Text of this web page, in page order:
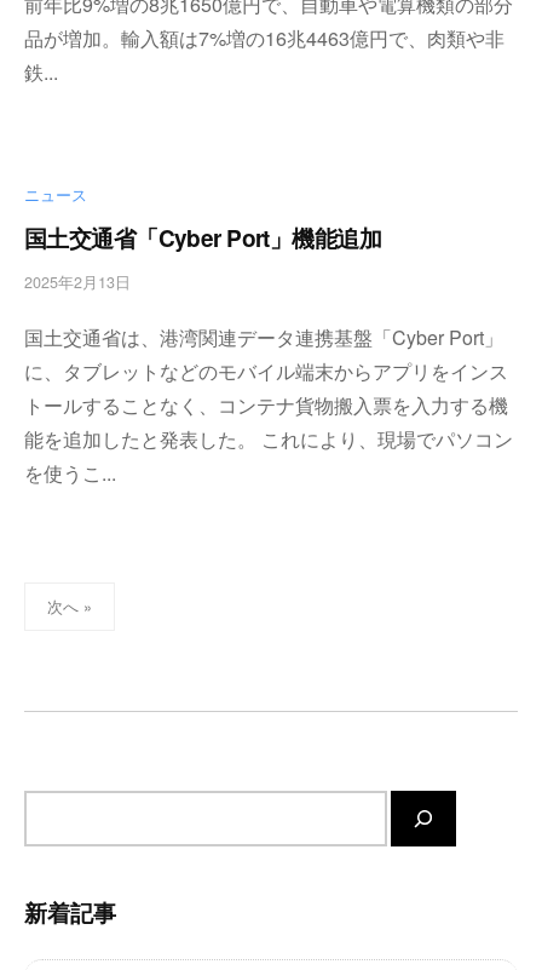
a
s
品が増加。輸入額は7%増の16兆4463億円で、肉類や非
鉄...
ニュース
国土交通省「Cyber Port」機能追加
2025年2月13日
w
a
s
国土交通省は、港湾関連データ連携基盤「Cyber Port」
に、タブレットなどのモバイル端末からアプリをインス
トールすることなく、コンテナ貨物搬入票を入力する機
能を追加したと発表した。 これにより、現場でパソコン
を使うこ...
ー
次へ »
検
新着記事